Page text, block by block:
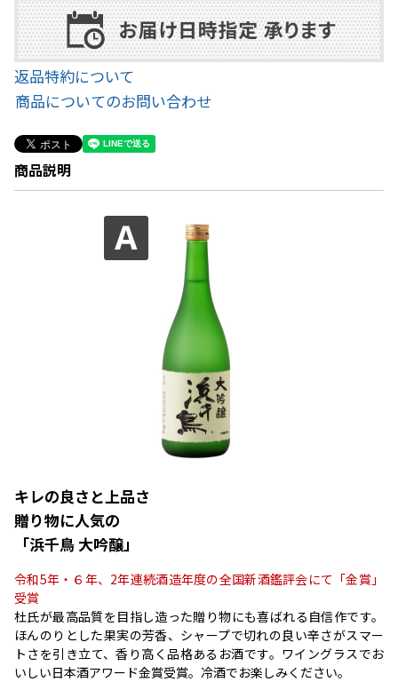
返品特約について
商品についてのお問い合わせ
商品説明
キレの良さと上品さ
贈り物に人気の
「浜千鳥 大吟醸」
令和5年・６年、2年連続酒造年度の全国新酒鑑評会にて「金賞」
受賞
杜氏が最高品質を目指し造った贈り物にも喜ばれる自信作です。
ほんのりとした果実の芳香、シャープで切れの良い辛さがスマー
トさを引き立て、香り高く品格あるお酒です。ワイングラスでお
いしい日本酒アワード金賞受賞。冷酒でお楽しみください。